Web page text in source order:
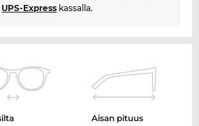
UPS-Express kassalla.
Aisan pituus